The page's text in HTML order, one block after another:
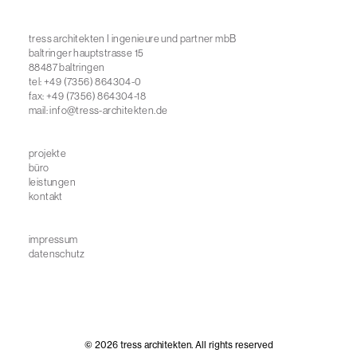
tress architekten I ingenieure und partner mbB
baltringer hauptstrasse 15
88487 baltringen
tel: +49 (7356) 864304-0
fax: +49 (7356) 864304-18
mail:info@tress-architekten.de
projekte
büro
leistungen
kontakt
impressum
datenschutz
© 2026 tress architekten. All rights reserved